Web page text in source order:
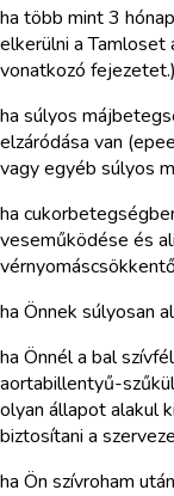
ha több mint 3
elkerülni a Tamloset
vonatkozó
ha súlyos
elzáródása van
vagy egyéb súlyos
ha
veseműködése és
ha Önnek súlyosan
ha Önnél a bal
aortabillentyű-
olyan állapot alakul
biztosítani a
ha Ön szívroham